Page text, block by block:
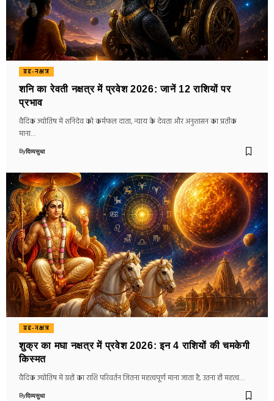
ग्रह-नक्षत्र
शनि का रेवती नक्षत्र में प्रवेश 2026: जानें 12 राशियों पर
प्रभाव
वैदिक ज्योतिष में शनिदेव को कर्मफल दाता, न्याय के देवता और अनुशासन का प्रतीक
माना…
Byदिव्यसुधा
ग्रह-नक्षत्र
शुक्र का मघा नक्षत्र में प्रवेश 2026: इन 4 राशियों की चमकेगी
किस्मत
वैदिक ज्योतिष में ग्रहों का राशि परिवर्तन जितना महत्वपूर्ण माना जाता है, उतना ही महत्व…
Byदिव्यसुधा